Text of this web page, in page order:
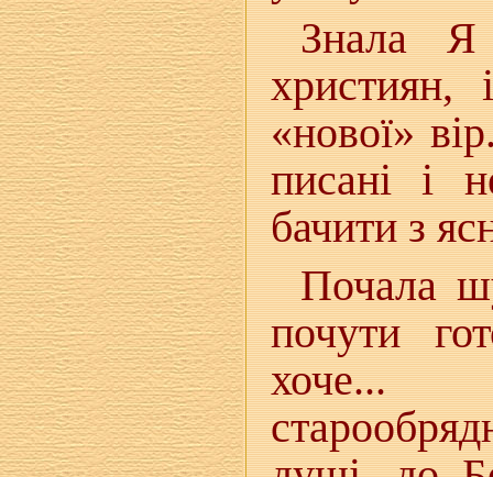
Знала Я
християн,
«нової»
писані і
бачити з
Почала
почути
хоче...